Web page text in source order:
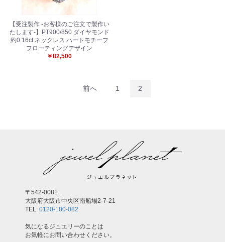
【受注製作 -お客様のご注文で製作い
たします-】PT900/850 ダイヤモンド
約0.16ct ネックレス ハートモチーフ
フローティングデザイン
￥82,500
お買い物を続ける
前へ 1 2
〒542-0081
大阪府大阪市中央区南船場2-7-21
TEL: 0120-180-082
気になるジュエリーのことは
お気軽にお問い合わせください。